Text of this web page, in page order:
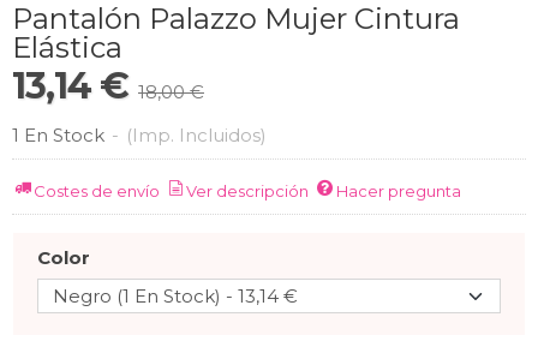
Pantalón Palazzo Mujer Cintura
Elástica
13,14 € 18,00 €
1 En Stock - (Imp. Incluidos)
Costes de envío Ver descripción Hacer pregunta
Color